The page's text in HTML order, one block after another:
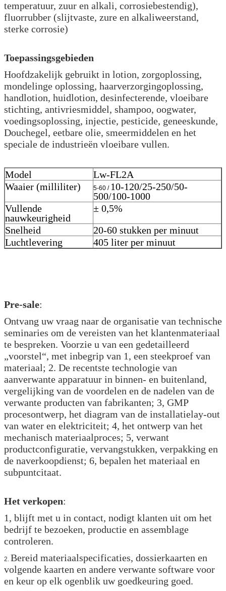
temperatuur, zuur en alkali, corrosiebestendig),
fluorrubber (slijtvaste, zure en alkaliweerstand,
sterke corrosie)
Toepassingsgebieden
Hoofdzakelijk gebruikt in lotion, zorgoplossing,
mondelinge oplossing, haarverzorgingoplossing,
handlotion, huidlotion, desinfecterende, vloeibare
stichting, antivriesmiddel, shampoo, oogwater,
voedingsoplossing, injectie, pesticide, geneeskunde,
Douchegel, eetbare olie, smeermiddelen en het
speciale de industrieën vloeibare vullen.
Model
Lw-FL2A
Waaier (milliliter)
5-60 / 10-120/25-250/50-
500/100-1000
Vullende
nauwkeurigheid
± 0,5%
Snelheid
20-60 stukken per minuut
Luchtlevering
405 liter per minuut
Pre-sale:
Ontvang uw vraag naar de organisatie van technische
seminaries om de vereisten van het klantenmateriaal
te bespreken. Voorzie u van een gedetailleerd
„voorstel“, met inbegrip van 1, een steekproef van
materiaal; 2. De recentste technologie van
aanverwante apparatuur in binnen- en buitenland,
vergelijking van de voordelen en de nadelen van de
verwante producten van fabrikanten; 3, GMP
procesontwerp, het diagram van de installatielay-out
van water en elektriciteit; 4, het ontwerp van het
mechanisch materiaalproces; 5, verwant
productconfiguratie, vervangstukken, verpakking en
de naverkoopdienst; 6, bepalen het materiaal en
subpuntcitaat.
Het verkopen:
1, blijft met u in contact, nodigt klanten uit om het
bedrijf te bezoeken, productie en assemblage
controleren.
2. Bereid materiaalspecificaties, dossierkaarten en
volgende kaarten en andere verwante software voor
en keur op elk ogenblik uw goedkeuring goed.